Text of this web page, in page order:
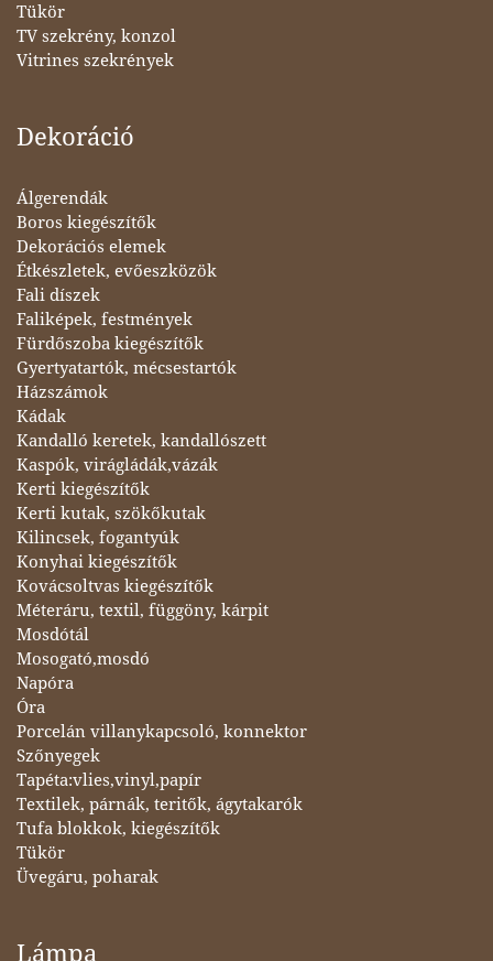
Tükör
TV szekrény, konzol
Vitrines szekrények
Dekoráció
Álgerendák
Boros kiegészítők
Dekorációs elemek
Étkészletek, evőeszközök
Fali díszek
Faliképek, festmények
Fürdőszoba kiegészítők
Gyertyatartók, mécsestartók
Házszámok
Kádak
Kandalló keretek, kandallószett
Kaspók, virágládák,vázák
Kerti kiegészítők
Kerti kutak, szökőkutak
Kilincsek, fogantyúk
Konyhai kiegészítők
Kovácsoltvas kiegészítők
Méteráru, textil, függöny, kárpit
Mosdótál
Mosogató,mosdó
Napóra
Óra
Porcelán villanykapcsoló, konnektor
Szőnyegek
Tapéta:vlies,vinyl,papír
Textilek, párnák, teritők, ágytakarók
Tufa blokkok, kiegészítők
Tükör
Üvegáru, poharak
Lámpa